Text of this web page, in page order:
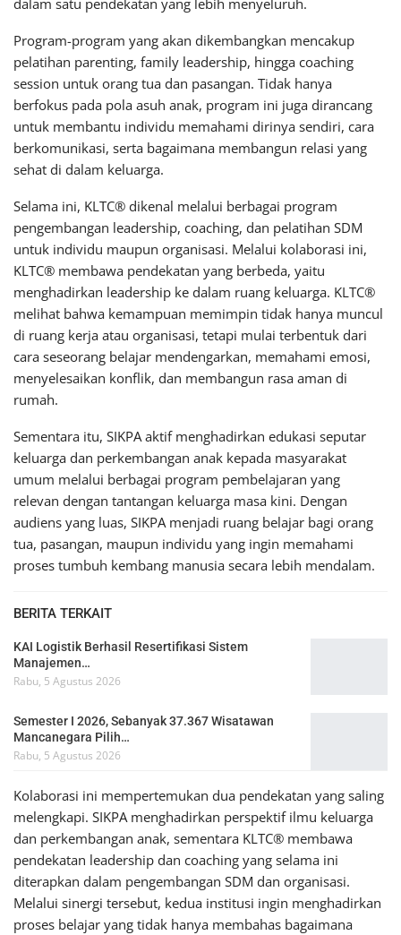
Program-program yang akan dikembangkan mencakup
pelatihan parenting, family leadership, hingga coaching
session untuk orang tua dan pasangan. Tidak hanya
berfokus pada pola asuh anak, program ini juga dirancang
untuk membantu individu memahami dirinya sendiri, cara
berkomunikasi, serta bagaimana membangun relasi yang
sehat di dalam keluarga.
Selama ini, KLTC® dikenal melalui berbagai program
pengembangan leadership, coaching, dan pelatihan SDM
untuk individu maupun organisasi. Melalui kolaborasi ini,
KLTC® membawa pendekatan yang berbeda, yaitu
menghadirkan leadership ke dalam ruang keluarga. KLTC®
melihat bahwa kemampuan memimpin tidak hanya muncul
di ruang kerja atau organisasi, tetapi mulai terbentuk dari
cara seseorang belajar mendengarkan, memahami emosi,
menyelesaikan konflik, dan membangun rasa aman di
rumah.
Sementara itu, SIKPA aktif menghadirkan edukasi seputar
keluarga dan perkembangan anak kepada masyarakat
umum melalui berbagai program pembelajaran yang
relevan dengan tantangan keluarga masa kini. Dengan
audiens yang luas, SIKPA menjadi ruang belajar bagi orang
tua, pasangan, maupun individu yang ingin memahami
proses tumbuh kembang manusia secara lebih mendalam.
BERITA TERKAIT
KAI Logistik Berhasil Resertifikasi Sistem
Manajemen…
Rabu, 5 Agustus 2026
Semester I 2026, Sebanyak 37.367 Wisatawan
Mancanegara Pilih…
Rabu, 5 Agustus 2026
Kolaborasi ini mempertemukan dua pendekatan yang saling
melengkapi. SIKPA menghadirkan perspektif ilmu keluarga
dan perkembangan anak, sementara KLTC® membawa
pendekatan leadership dan coaching yang selama ini
diterapkan dalam pengembangan SDM dan organisasi.
Melalui sinergi tersebut, kedua institusi ingin menghadirkan
proses belajar yang tidak hanya membahas bagaimana